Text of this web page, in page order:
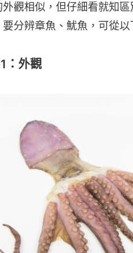
觀相似，但仔細看就知
分辨章魚、魷魚，可從以
：外觀